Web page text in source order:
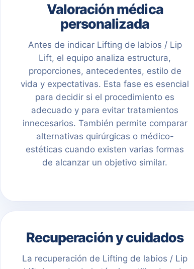
Valoración médica
personalizada
Antes de indicar Lifting de labios / Lip
Lift, el equipo analiza estructura,
proporciones, antecedentes, estilo de
vida y expectativas. Esta fase es esencial
para decidir si el procedimiento es
adecuado y para evitar tratamientos
innecesarios. También permite comparar
alternativas quirúrgicas o médico-
estéticas cuando existen varias formas
de alcanzar un objetivo similar.
Recuperación y cuidados
La recuperación de Lifting de labios / Lip